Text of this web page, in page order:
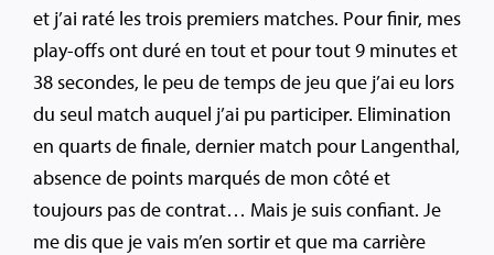
et j’ai raté les trois premiers matches. Pour finir, mes
play-offs ont duré en tout et pour tout 9 minutes et
38 secondes, le peu de temps de jeu que j’ai eu lors
du seul match auquel j’ai pu participer. Elimination
en quarts de finale, dernier match pour Langenthal,
absence de points marqués de mon côté et
toujours pas de contrat… Mais je suis confiant. Je
me dis que je vais m’en sortir et que ma carrière